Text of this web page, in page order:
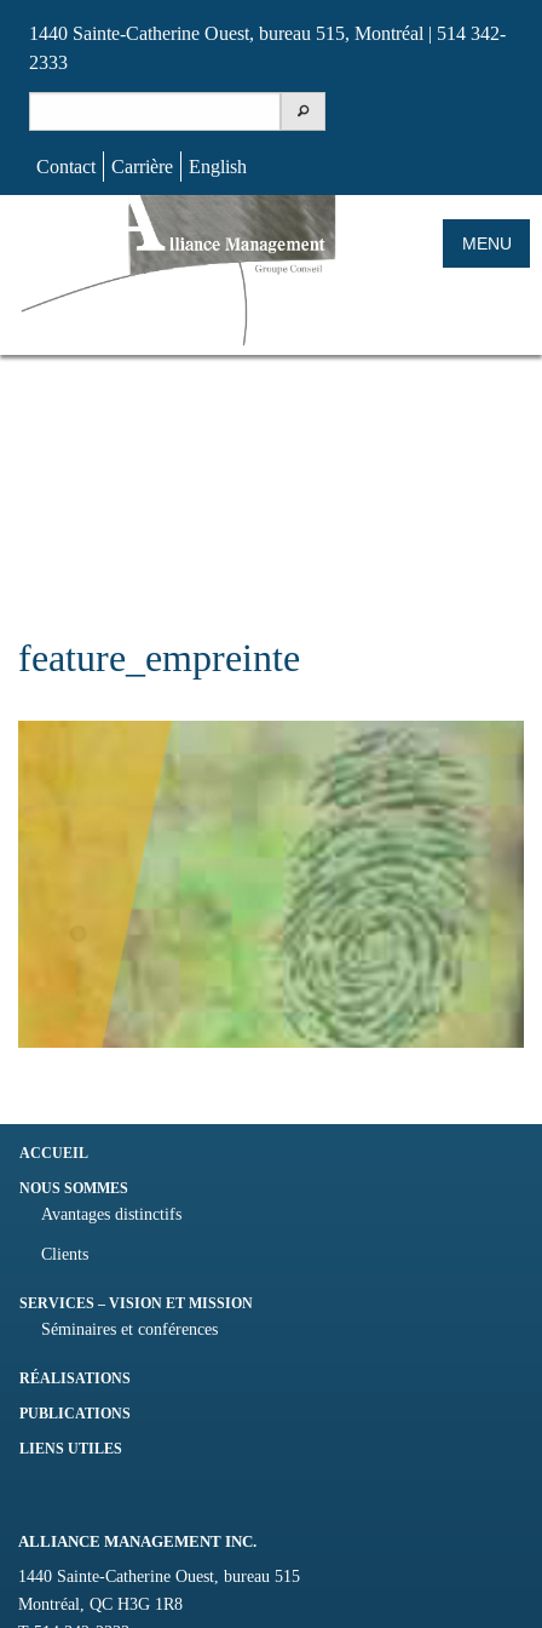
1440 Sainte-Catherine Ouest, bureau 515, Montréal | 514 342-
2333
for:
Contact Carrière
English
MENU
feature_empreinte
ACCUEIL
NOUS SOMMES
Avantages distinctifs
Clients
SERVICES – VISION ET MISSION
Séminaires et conférences
RÉALISATIONS
PUBLICATIONS
LIENS UTILES
ALLIANCE MANAGEMENT INC.
1440 Sainte-Catherine Ouest, bureau 515
Montréal, QC H3G 1R8